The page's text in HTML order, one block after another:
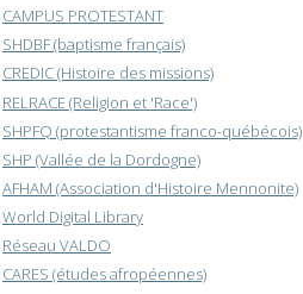
CAMPUS PROTESTANT
SHDBF (baptisme français)
CREDIC (Histoire des missions)
RELRACE (Religion et 'Race')
SHPFQ (protestantisme franco-québécois)
SHP (Vallée de la Dordogne)
AFHAM (Association d'Histoire Mennonite)
World Digital Library
Réseau VALDO
CARES (études afropéennes)